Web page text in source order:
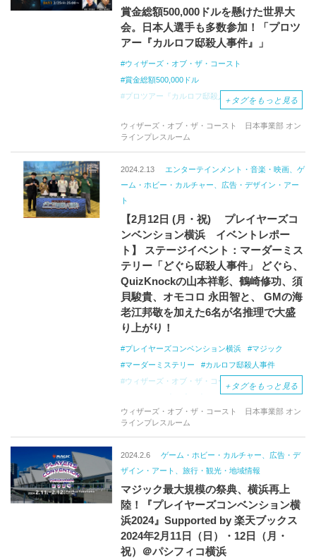
賞金総額500,000ドルを懸けた世界大
会。日本人選手も多数参加！「プロツ
アー『カルロフ邸殺人事件』」
ウィザーズ・オブ・ザ・コースト
賞金総額500,000ドル
プロツアー『カルロフ邸殺人事件』
ライブ配信
元祖戦略トレーディングカードゲーム
＋ タグをもっと見る
ウィザーズ・オブ・ザ・コースト 日本事業部 オン
ラインプレスルーム
2024.2.13
エンターテインメント・音楽・映画、ゲ
ーム・ホビー・カルチャー、広告・デザイン・アー
ト
【2月12日 (月・祝) プレイヤーズコ
ンベンション横浜 イベントレポー
ト】 ステージイベント：マーダーミス
テリー「どぐら邸殺人事件」 どぐら、
QuizKnockの山本祥彰、鶴崎修功、須
貝駿貴、オモコロ 永田智と、 GMの海
老江邦敬を加えた6名が名推理で大盛
り上がり！
プレイヤーズコンベンション横浜
マジック
マーダーミステリー
カルロフ邸殺人事件
ウィザーズ・オブ・ザ・コースト
トレーディングカードゲーム
どぐら
＋ タグをもっと見る
ウィザーズ・オブ・ザ・コースト 日本事業部 オン
ラインプレスルーム
2024.2.6
ゲーム・ホビー・カルチャー、広告・デ
ザイン・アート、旅行・観光・地域情報
マジック最大規模の祭典、横浜再上
陸！『プレイヤーズコンベンション横
浜2024』Supported by 楽天ブックス
2024年2月11日（日）・12日（月・
祝）＠パシフィコ横浜